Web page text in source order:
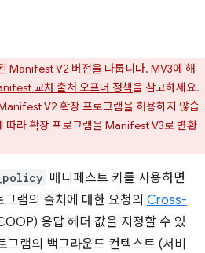
Manifest V2 버전을 다룹니다. MV3에 해
교차 출처 오프너 정책을 참고하세요.
V2 확장 프로그램을 허용하지 않습
따라 확장 프로그램을 Manifest V3로 변환
매니페스트 키를 사용하면
램의 출처에 대한 요청의 Cross-
응답 헤더 값을 지정할 수 있
그램의 백그라운드 컨텍스트 (서비